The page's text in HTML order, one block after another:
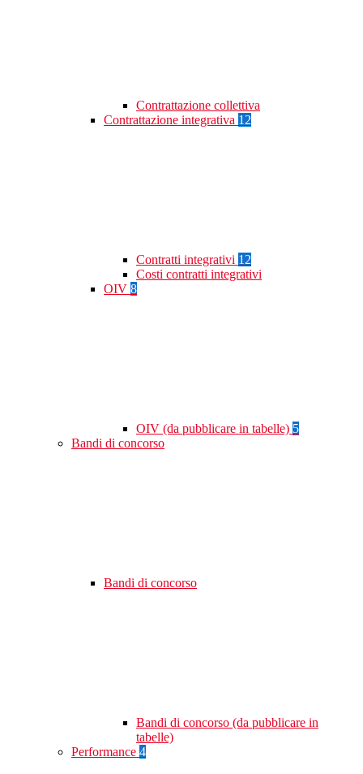
Contrattazione collettiva
Contrattazione integrativa 12
Contratti integrativi 12
Costi contratti integrativi
OIV 8
OIV (da pubblicare in tabelle) 5
Bandi di concorso
Bandi di concorso
Bandi di concorso (da pubblicare in
tabelle)
Performance 4